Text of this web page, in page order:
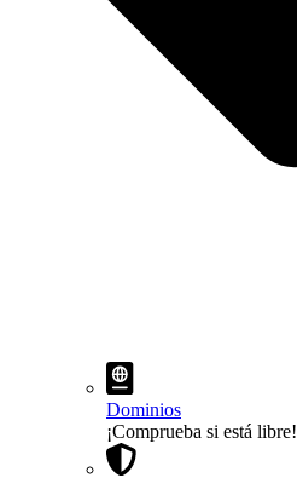
Dominios
¡Comprueba si está libre!